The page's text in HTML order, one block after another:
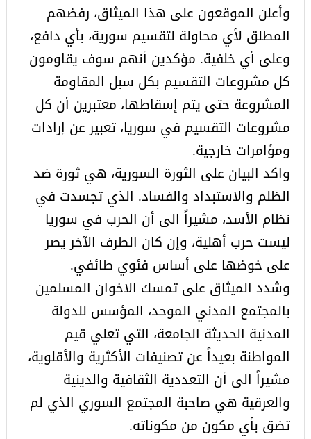
وأعلن الموقعون على هذا الميثاق، رفضهم
المطلق لأي محاولة لتقسيم سورية، بأي دافع،
وعلى أي خلفية. مؤكدين أنهم سوف يقاومون
كل مشروعات التقسيم بكل سبل المقاومة
المشروعة حتى يتم إسقاطها، معتبرين أن كل
مشروعات التقسيم في سوريا، تعبير عن إرادات
ومؤامرات خارجية.
واكد البيان على الثورة السورية، هي ثورة ضد
الظلم والاستبداد والفساد. الذي تجسدت في
نظام الأسد، مشيراً الى أن الحرب في سوريا
ليست حرب أهلية، وإن كان الطرف الآخر يصر
على خوضها على أساس فئوي طائفي.
وشدد الميثاق على تمسك الاخوان المسلمين
بالمجتمع المدني الموحد، المؤسس للدولة
المدنية الحديثة الجامعة، التي تعلي قيم
المواطنة بعيداً عن تصنيفات الأكثرية والأقلوية،
مشيراً الى أن التعددية الثقافية والدينية
والعرقية هي صاحبة المجتمع السوري الذي لم
تضق بأي مكون من مكوناته.